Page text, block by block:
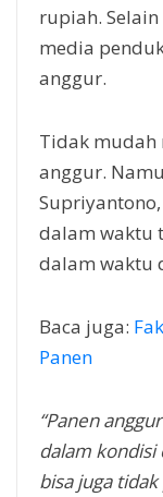
rupiah.
media
anggur.
Tidak mudah
anggur.
dalam waktu
dalam waktu
Baca juga:
Panen
“Panen
dalam kondisi
bisa juga